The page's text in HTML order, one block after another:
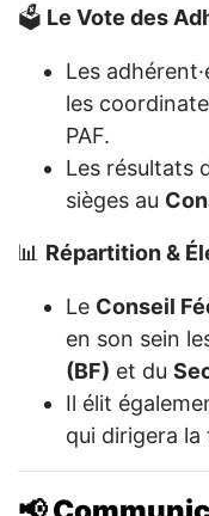
🗳 Le Vote des
Les
les
PAF.
Les résultats
sièges au
📊 Répartition &
Le Conseil
en son sein
(BF) et du
Il élit
qui dirigera